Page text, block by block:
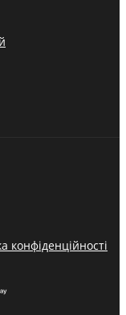
конфіденційності